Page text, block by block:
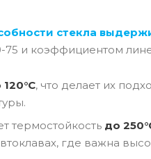
стекла
75 и коэффициентом
, что делает их
термостойкость до
где важна